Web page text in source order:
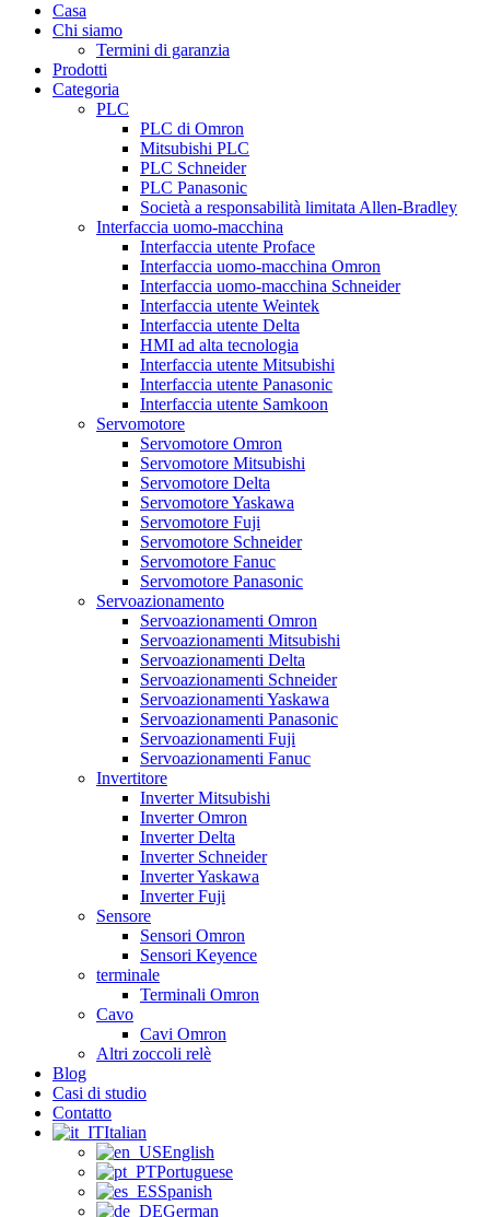
Casa
Chi siamo
Termini di garanzia
Prodotti
Categoria
PLC
PLC di Omron
Mitsubishi PLC
PLC Schneider
PLC Panasonic
Società a responsabilità limitata Allen-Bradley
Interfaccia uomo-macchina
Interfaccia utente Proface
Interfaccia uomo-macchina Omron
Interfaccia uomo-macchina Schneider
Interfaccia utente Weintek
Interfaccia utente Delta
HMI ad alta tecnologia
Interfaccia utente Mitsubishi
Interfaccia utente Panasonic
Interfaccia utente Samkoon
Servomotore
Servomotore Omron
Servomotore Mitsubishi
Servomotore Delta
Servomotore Yaskawa
Servomotore Fuji
Servomotore Schneider
Servomotore Fanuc
Servomotore Panasonic
Servoazionamento
Servoazionamenti Omron
Servoazionamenti Mitsubishi
Servoazionamenti Delta
Servoazionamenti Schneider
Servoazionamenti Yaskawa
Servoazionamenti Panasonic
Servoazionamenti Fuji
Servoazionamenti Fanuc
Invertitore
Inverter Mitsubishi
Inverter Omron
Inverter Delta
Inverter Schneider
Inverter Yaskawa
Inverter Fuji
Sensore
Sensori Omron
Sensori Keyence
terminale
Terminali Omron
Cavo
Cavi Omron
Altri zoccoli relè
Blog
Casi di studio
Contatto
Italian
English
Portuguese
Spanish
German